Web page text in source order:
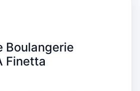
Boulangerie
Finetta